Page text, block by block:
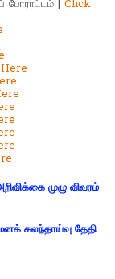
போராட்டம் | Click
முழு விவரம்
கலந்தாய்வு தேதி